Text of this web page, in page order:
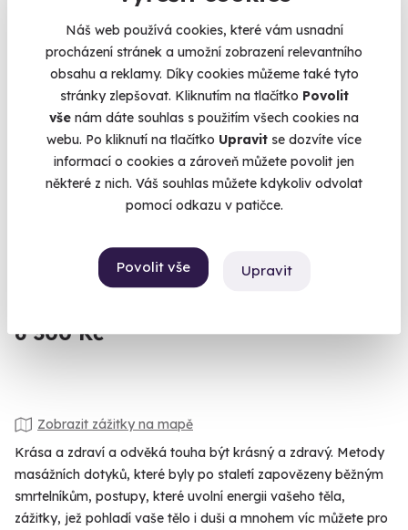
Náš web používá cookies, které vám usnadní
procházení stránek a umožní zobrazení relevantního
obsahu a reklamy. Díky cookies můžeme také tyto
stránky zlepšovat. Kliknutím na tlačítko Povolit
vše nám dáte souhlas s použitím všech cookies na
webu. Po kliknutí na tlačítko Upravit se dozvíte více
informací o cookies a zároveň můžete povolit jen
některé z nich. Váš souhlas můžete kdykoliv odvolat
pomocí odkazu v patičce.
Povolit vše Upravit
9.7(160)
AKCE
Exkluzivně u Zážitky.cz
Wellness pobyt v pivním hotelu s pípou na
Nepomuk (Plzeň-jih)
6 300 Kč
Zobrazit zážitky na mapě
Krása a zdraví a odvěká touha být krásný a zdravý. Metody
masážních dotyků, které byly po staletí zapovězeny běžným
smrtelníkům, postupy, které uvolní energii vašeho těla,
zážitky, jež pohladí vaše tělo i duši a mnohem víc můžete pro